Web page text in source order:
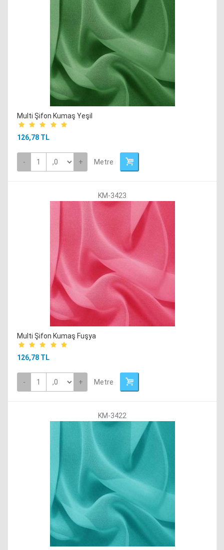
Multi Şifon Kumaş Yeşil
126,78 TL
- + Metre
KM-3423
Multi Şifon Kumaş Fuşya
126,78 TL
- + Metre
KM-3422